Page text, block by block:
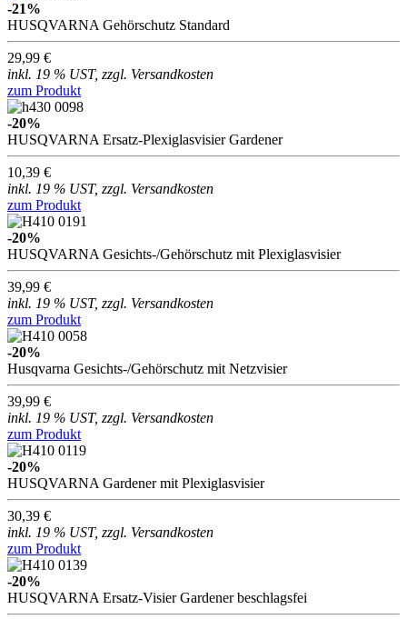
-21%
HUSQVARNA Gehörschutz Standard
29,99 €
inkl. 19 % UST, zzgl. Versandkosten
zum Produkt
-20%
HUSQVARNA Ersatz-Plexiglasvisier Gardener
10,39 €
inkl. 19 % UST, zzgl. Versandkosten
zum Produkt
-20%
HUSQVARNA Gesichts-/Gehörschutz mit Plexiglasvisier
39,99 €
inkl. 19 % UST, zzgl. Versandkosten
zum Produkt
-20%
Husqvarna Gesichts-/Gehörschutz mit Netzvisier
39,99 €
inkl. 19 % UST, zzgl. Versandkosten
zum Produkt
-20%
HUSQVARNA Gardener mit Plexiglasvisier
30,39 €
inkl. 19 % UST, zzgl. Versandkosten
zum Produkt
-20%
HUSQVARNA Ersatz-Visier Gardener beschlagsfei